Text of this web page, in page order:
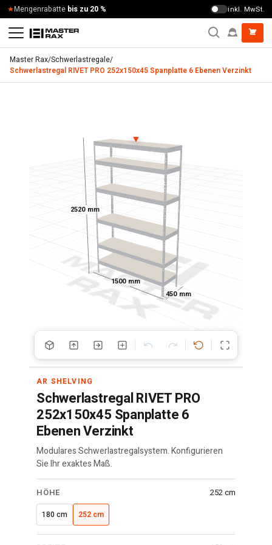
Zum Inhalt springen
Mengenrabatte bis zu 20 % inkl. MwSt.
Master Rax/Schwerlastregale/
Schwerlastregal RIVET PRO 252x150x45 Spanplatte 6 Ebenen Verzinkt
2520 mm
1500 mm
450 mm
▼
AR SHELVING
Schwerlastregal RIVET PRO
252x150x45 Spanplatte 6
Ebenen Verzinkt
Modulares Schwerlastregalsystem. Konfigurieren
Sie Ihr exaktes Maß.
RIVET
Regal
150
HÖHE 252 cm
180 cm 252 cm